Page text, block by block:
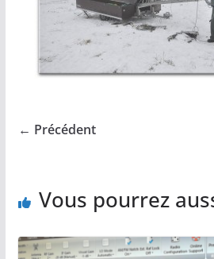
← Précédent
Vous pourrez